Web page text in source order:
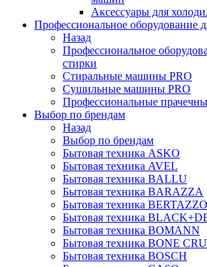
Аксессуары для
Профессиональное оборудование
Назад
Профессиональное
стирки
Стиральные машины PRO
Сушильные машины PRO
Профессиональные
Выбор по брендам
Назад
Выбор по брендам
Бытовая техника ASKO
Бытовая техника AVEL
Бытовая техника BALLU
Бытовая техника BARAZZA
Бытовая техника
Бытовая техника
Бытовая техника BOMANN
Бытовая техника BONE
Бытовая техника BOSCH